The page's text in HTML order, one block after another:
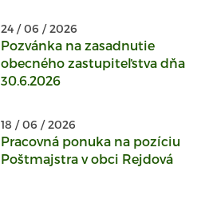
24 / 06 / 2026
Pozvánka na zasadnutie
obecného zastupiteľstva dňa
30.6.2026
18 / 06 / 2026
Pracovná ponuka na pozíciu
Poštmajstra v obci Rejdová